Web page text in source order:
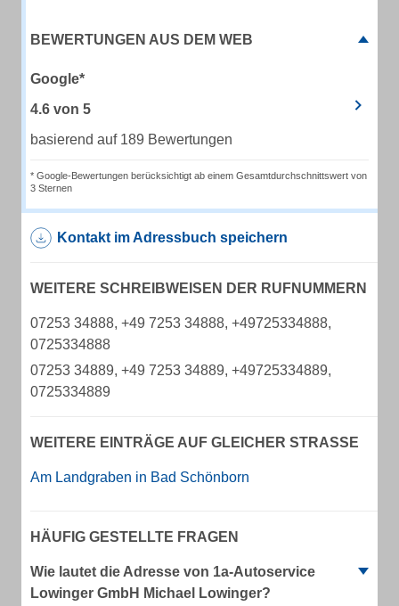
BEWERTUNGEN AUS DEM WEB
Google*
4.6 von 5
basierend auf 189 Bewertungen
* Google-Bewertungen berücksichtigt ab einem Gesamtdurchschnittswert von
3 Sternen
Kontakt im Adressbuch speichern
WEITERE SCHREIBWEISEN DER RUFNUMMERN
07253 34888, +49 7253 34888, +49725334888,
0725334888
07253 34889, +49 7253 34889, +49725334889,
0725334889
WEITERE EINTRÄGE AUF GLEICHER STRASSE
Am Landgraben in Bad Schönborn
HÄUFIG GESTELLTE FRAGEN
Wie lautet die Adresse von 1a-Autoservice
Lowinger GmbH Michael Lowinger?